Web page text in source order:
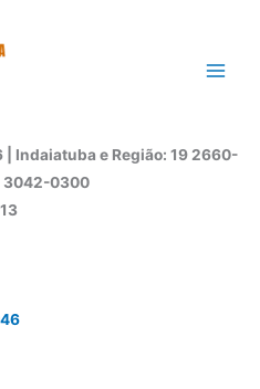
| Indaiatuba e Região: 19 2660-
3042-0300